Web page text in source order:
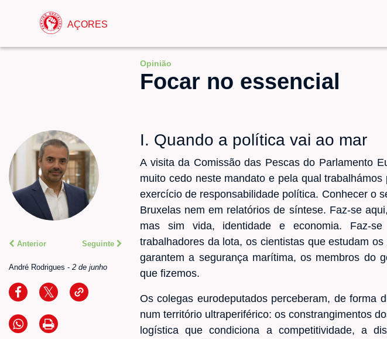
AÇORES
Opinião
Focar no essencial
Anterior Seguinte
André Rodrigues - 2 de junho
I. Quando a política vai ao mar
A visita da Comissão das Pescas do Parlamento
muito cedo neste mandato e pela qual
exercício de responsabilidade política. Conhecer o
Bruxelas nem em relatórios de síntese. Faz-se
mas sim vida, identidade e economia. Faz-se
trabalhadores da lota, os cientistas que estudam
garantem a segurança marítima, os membros do
que fizemos.
Os colegas eurodeputados perceberam, de forma
num território ultraperiférico: os constrangimentos
logística que condiciona a competitividade, a